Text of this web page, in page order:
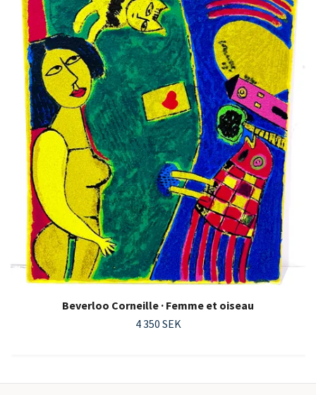
Beverloo Corneille · Femme et oiseau
4 350 SEK